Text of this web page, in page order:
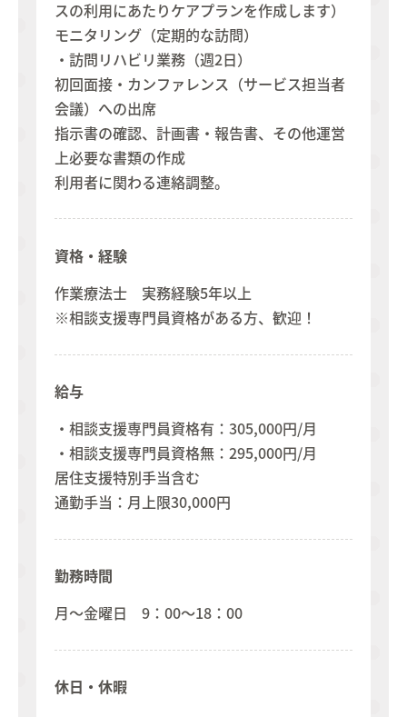
スの利用にあたりケアプランを作成します）
モニタリング（定期的な訪問）
・訪問リハビリ業務（週2日）
初回面接・カンファレンス（サービス担当者
会議）への出席
指示書の確認、計画書・報告書、その他運営
上必要な書類の作成
利用者に関わる連絡調整。
資格・経験
作業療法士 実務経験5年以上
※相談支援専門員資格がある方、歓迎！
給与
・相談支援専門員資格有：305,000円/月
・相談支援専門員資格無：295,000円/月
居住支援特別手当含む
通勤手当：月上限30,000円
勤務時間
月～金曜日 9：00～18：00
休日・休暇